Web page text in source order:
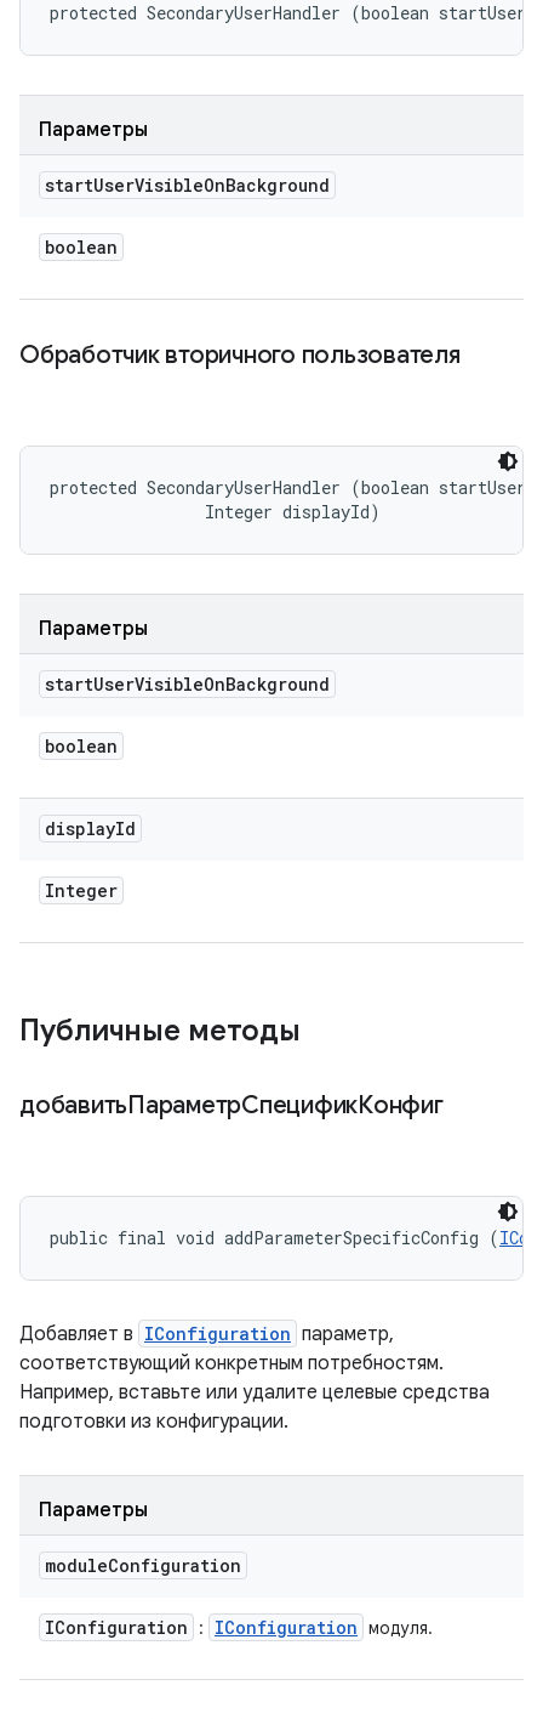
protected SecondaryUserHandler (boolean
Параметры
startUserVisibleOnBackground
boolean
Обработчик вторичного пользователя
protected SecondaryUserHandler (boolean
                Integer displayId)
Параметры
startUserVisibleOnBackground
boolean
displayId
Integer
Публичные методы
добавитьПараметрСпецификКонфиг
public final void addParameterSpecificConfig (
Добавляет в IConfiguration параметр,
соответствующий конкретным потребностям.
Например, вставьте или удалите целевые средства
подготовки из конфигурации.
Параметры
moduleConfiguration
IConfiguration : IConfiguration модуля.